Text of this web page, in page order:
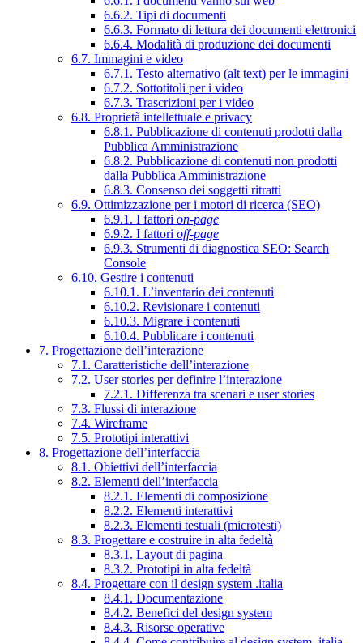
6.6.2. Tipi di documenti
6.6.3. Formato di lettura dei documenti elettronici
6.6.4. Modalità di produzione dei documenti
6.7. Immagini e video
6.7.1. Testo alternativo (alt text) per le immagini
6.7.2. Sottotitoli per i video
6.7.3. Trascrizioni per i video
6.8. Proprietà intellettuale e privacy
6.8.1. Pubblicazione di contenuti prodotti dalla
Pubblica Amministrazione
6.8.2. Pubblicazione di contenuti non prodotti
dalla Pubblica Amministrazione
6.8.3. Consenso dei soggetti ritratti
6.9. Ottimizzazione per i motori di ricerca (SEO)
6.9.1. I fattori on-page
6.9.2. I fattori off-page
6.9.3. Strumenti di diagnostica SEO: Search
Console
6.10. Gestire i contenuti
6.10.1. L’inventario dei contenuti
6.10.2. Revisionare i contenuti
6.10.3. Migrare i contenuti
6.10.4. Pubblicare i contenuti
7. Progettazione dell’interazione
7.1. Caratteristiche dell’interazione
7.2. User stories per definire l’interazione
7.2.1. Differenza tra scenari e user stories
7.3. Flussi di interazione
7.4. Wireframe
7.5. Prototipi interattivi
8. Progettazione dell’interfaccia
8.1. Obiettivi dell’interfaccia
8.2. Elementi dell’interfaccia
8.2.1. Elementi di composizione
8.2.2. Elementi interattivi
8.2.3. Elementi testuali (microtesti)
8.3. Progettare e costruire in alta fedeltà
8.3.1. Layout di pagina
8.3.2. Prototipi in alta fedeltà
8.4. Progettare con il design system .italia
8.4.1. Documentazione
8.4.2. Benefici del design system
8.4.3. Risorse operative